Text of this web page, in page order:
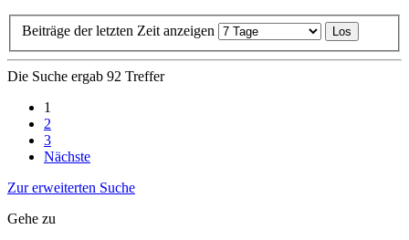
Beiträge der letzten Zeit anzeigen
Die Suche ergab 92 Treffer
1
2
3
Nächste
Zur erweiterten Suche
Gehe zu